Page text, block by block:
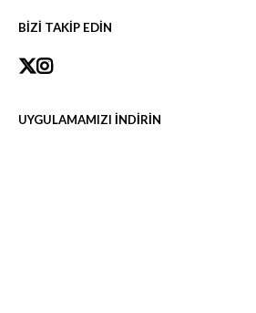
BİZİ TAKİP EDİN
UYGULAMAMIZI İNDİRİN